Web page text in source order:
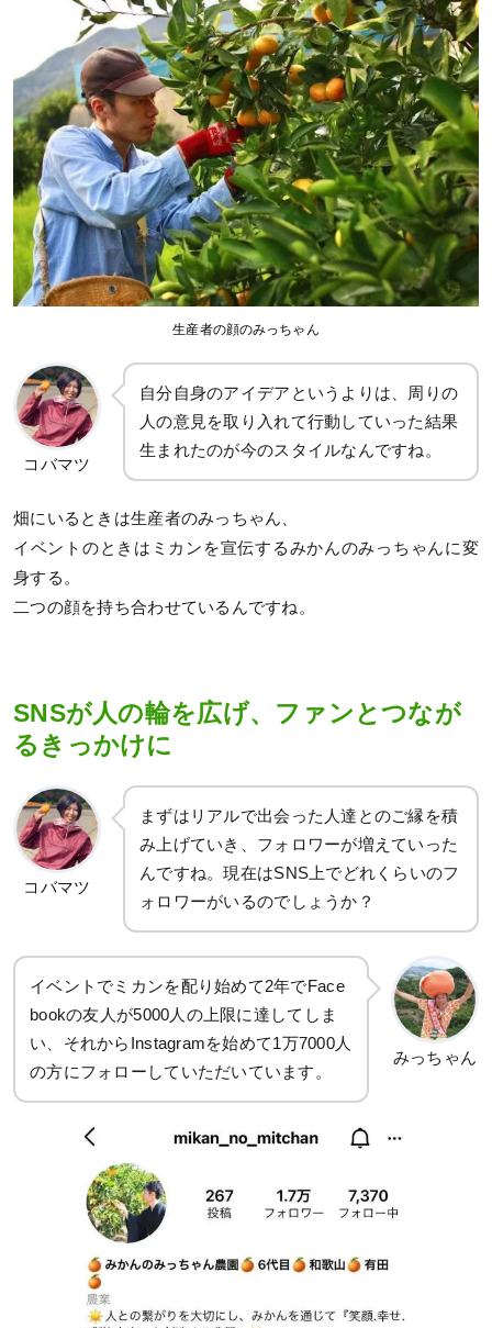
生産者の顔のみっちゃん
コバマツ
自分自身のアイデアというよりは、周りの
人の意見を取り入れて行動していった結果
生まれたのが今のスタイルなんですね。
畑にいるときは生産者のみっちゃん、
イベントのときはミカンを宣伝するみかんのみっちゃんに変
身する。
二つの顔を持ち合わせているんですね。
SNSが人の輪を広げ、ファンとつなが
るきっかけに
コバマツ
まずはリアルで出会った人達とのご縁を積
み上げていき、フォロワーが増えていった
んですね。現在はSNS上でどれくらいのフ
ォロワーがいるのでしょうか？
イベントでミカンを配り始めて2年でFace
bookの友人が5000人の上限に達してしま
い、それからInstagramを始めて1万7000人
の方にフォローしていただいています。
みっちゃん